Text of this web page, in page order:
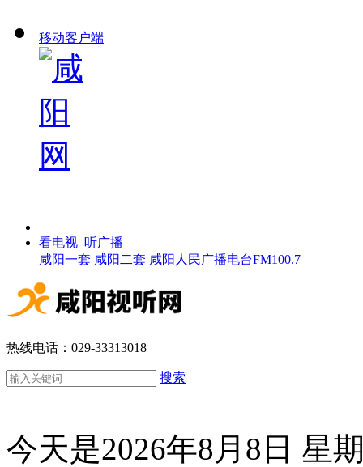
移动客户端
看电视 听广播
咸阳一套 咸阳二套 咸阳人民广播电台FM100.7
热线电话：029-33313018
搜索
今天是2026年8月8日 星